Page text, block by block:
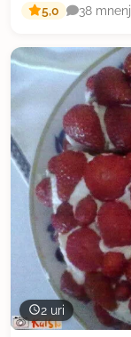
5,0 38 mnenj
2 uri